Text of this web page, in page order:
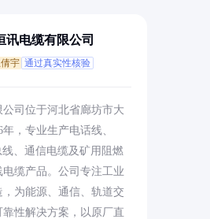
讯电缆有限公司
宇 通过真实性核验
司位于河北省廊坊市大
，专业生产电话线、
、通信电缆及矿用阻燃
缆产品。公司专注工业
为能源、通信、轨道交
性解决方案，以原厂直